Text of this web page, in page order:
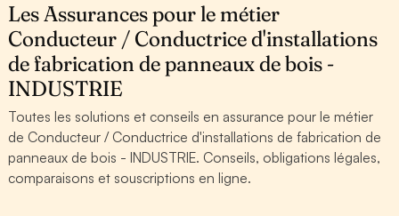
Les Assurances pour le métier
Conducteur / Conductrice d'installations
de fabrication de panneaux de bois -
INDUSTRIE
Toutes les solutions et conseils en assurance pour le métier
de Conducteur / Conductrice d'installations de fabrication de
panneaux de bois - INDUSTRIE. Conseils, obligations légales,
comparaisons et souscriptions en ligne.